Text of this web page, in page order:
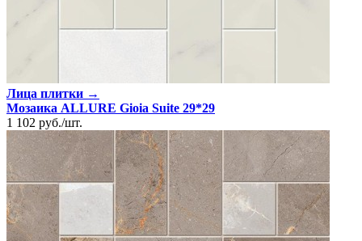
Лица плитки →
Мозаика ALLURE Gioia Suite 29*29
1 102 руб./шт.